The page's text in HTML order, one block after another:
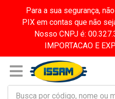
Para a sua segurança,
PIX em contas que não
Nosso CNPJ é:
IMPORTACAO E